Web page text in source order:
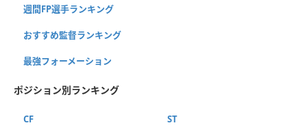
週間FP選手ランキング
おすすめ監督ランキング
最強フォーメーション
ポジション別ランキング
CF ST